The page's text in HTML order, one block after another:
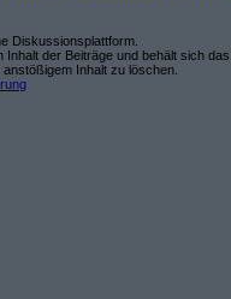
Diskussionsplattform.
der Beiträge und behält sich das
Inhalt zu löschen.